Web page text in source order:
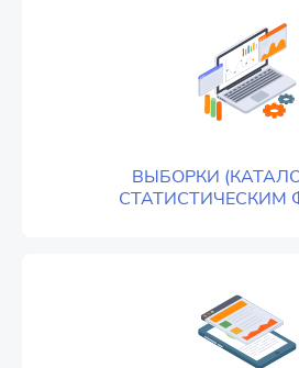
ВЫБОРКИ
СТАТИСТИЧЕСКИМ